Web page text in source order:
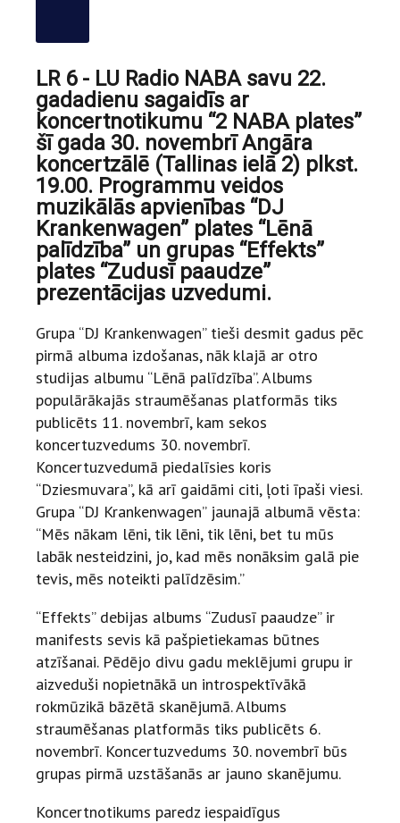
LR 6 - LU Radio NABA savu 22.
gadadienu sagaidīs ar
koncertnotikumu “2 NABA plates”
šī gada 30. novembrī Angāra
koncertzālē (Tallinas ielā 2) plkst.
19.00. Programmu veidos
muzikālās apvienības “DJ
Krankenwagen” plates “Lēnā
palīdzība” un grupas “Effekts”
plates “Zudusī paaudze”
prezentācijas uzvedumi.
Grupa “DJ Krankenwagen” tieši desmit gadus pēc
pirmā albuma izdošanas, nāk klajā ar otro
studijas albumu “Lēnā palīdzība”. Albums
populārākajās straumēšanas platformās tiks
publicēts 11. novembrī, kam sekos
koncertuzvedums 30. novembrī.
Koncertuzvedumā piedalīsies koris
“Dziesmuvara”, kā arī gaidāmi citi, ļoti īpaši viesi.
Grupa “DJ Krankenwagen” jaunajā albumā vēsta:
“Mēs nākam lēni, tik lēni, tik lēni, bet tu mūs
labāk nesteidzini, jo, kad mēs nonāksim galā pie
tevis, mēs noteikti palīdzēsim.”
“Effekts” debijas albums “Zudusī paaudze” ir
manifests sevis kā pašpietiekamas būtnes
atzīšanai. Pēdējo divu gadu meklējumi grupu ir
aizveduši nopietnākā un introspektīvākā
rokmūzikā bāzētā skanējumā. Albums
straumēšanas platformās tiks publicēts 6.
novembrī. Koncertuzvedums 30. novembrī būs
grupas pirmā uzstāšanās ar jauno skanējumu.
Koncertnotikums paredz iespaidīgus